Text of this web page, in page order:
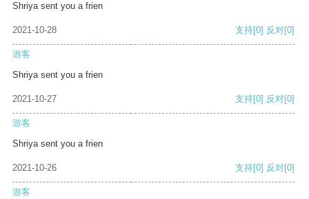
Shriya sent you a frien
2021-10-28 支持[0] 反对[0]
游客
Shriya sent you a frien
2021-10-27 支持[0] 反对[0]
游客
Shriya sent you a frien
2021-10-26 支持[0] 反对[0]
游客